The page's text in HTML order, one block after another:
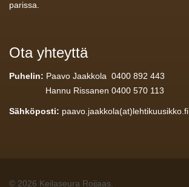
parissa.
Ota yhteyttä
Puhelin: Paavo Jaakkola 0400 892 443
Hannu Rissanen 0400 570 113
Sähköposti: paavo.jaakkola(at)lehtikuusikko.fi
© 2026 Keilaseura Rojjaas.